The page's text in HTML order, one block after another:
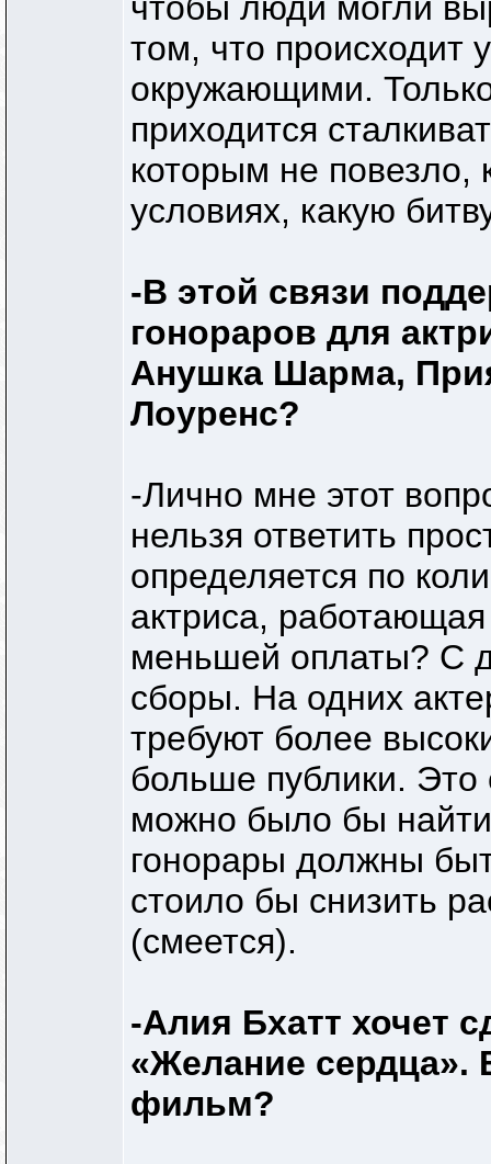
чтобы люди могли
том, что происходит
окружающими.
приходится
которым не повезло,
условиях, какую
-В этой связи
гонораров для
Анушка Шарма,
Лоуренс?
-Лично мне этот
нельзя ответить
определяется по
актриса,
меньшей оплаты? С
сборы. На одних
требуют более
больше публики. Это
можно было бы
гонорары должны
стоило бы снизить
(смеется).
-Алия Бхатт хочет
«Желание сердца».
фильм?